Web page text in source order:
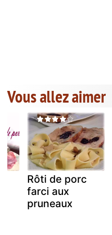
Vous allez aimer
Rôti de porc
farci aux
pruneaux